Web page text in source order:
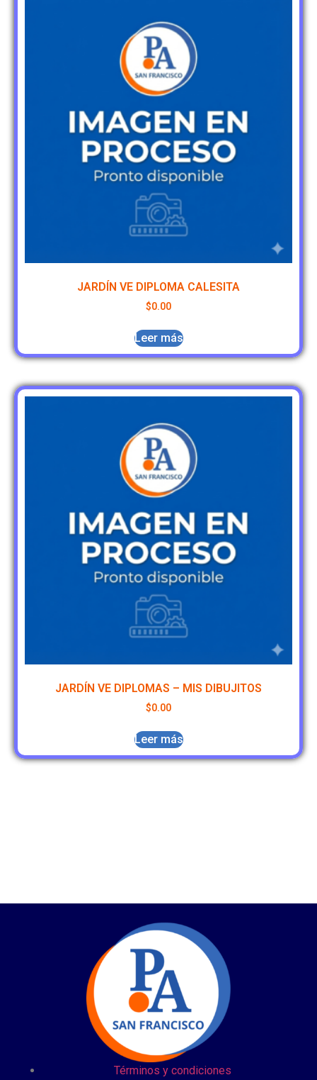
JARDÍN VE DIPLOMA CALESITA
$0.00
Leer más
JARDÍN VE DIPLOMAS – MIS DIBUJITOS
$0.00
Leer más
Términos y condiciones